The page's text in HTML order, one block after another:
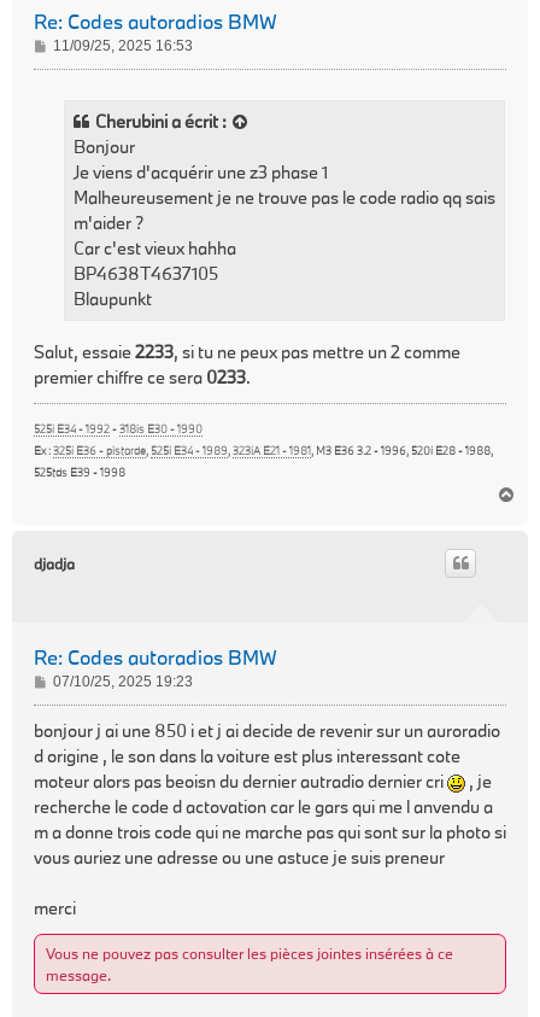
Re: Codes autoradios BMW
M
e
11/09/25, 2025 16:53
Cherubinia écrit :
Bonjour
Je viens d'acquérir une z3 phase 1
Malheureusement je ne trouve pas le code radio qq sais
m'aider ?
Car c'est vieux hahha
BP4638T4637105
Blaupunkt
Salut, essaie2233, si tu ne peux pas mettre un 2 comme
premier chiffre ce sera 0233.
525i E34 - 1992-318is E30 - 1990
Ex :325i E36 - pistarde, 525i E34 - 1989,323iA E21 - 1981, M3 E36 3.2 - 1996, 520i E28 - 1988,
525tds E39 - 1998
djadja
Re: Codes autoradios BMW
M
e
a
g
e
07/10/25, 2025 19:23
bonjour j ai une 850 i et j ai decide de revenir sur un auroradio
d origine , le son dans la voiture est plus interessant cote
moteur alors pas beoisn du dernier autradio dernier cri
, je
recherche le code d actovation car le gars qui me l anvendu a
m a donne trois code qui ne marche pas qui sont sur la photo si
vous auriez une adresse ou une astuce je suis preneur
merci
Vous ne pouvez pas consulter les pièces jointes insérées à ce
message.